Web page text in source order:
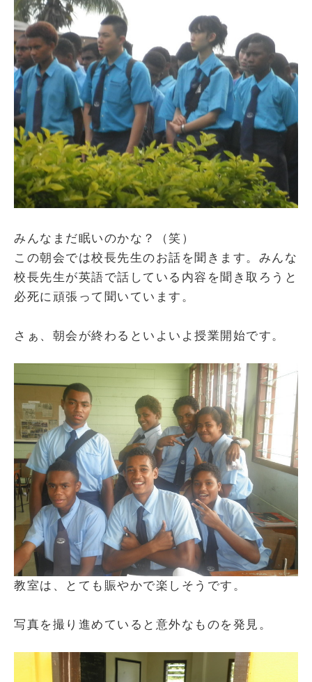
みんなまだ眠いのかな？（笑）
この朝会では校長先生のお話を聞きます。みんな
校長先生が英語で話している内容を聞き取ろうと
必死に頑張って聞いています。
さぁ、朝会が終わるといよいよ授業開始です。
教室は、とても賑やかで楽しそうです。
写真を撮り進めていると意外なものを発見。